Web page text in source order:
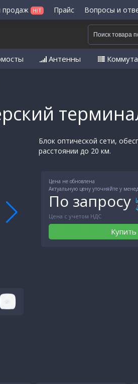
продаж HIT Прайс Вопросы и
Антенны
Блок оптической сети,
расстоянии до 20 км.
Цена не обновлена
Актуальную цену уточняйте у
По запросу
Цена с учетом НДС
Купить